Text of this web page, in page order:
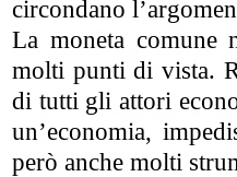
circondano
La moneta comune
molti punti di vista.
di tutti gli attori
un’economia,
però anche molti